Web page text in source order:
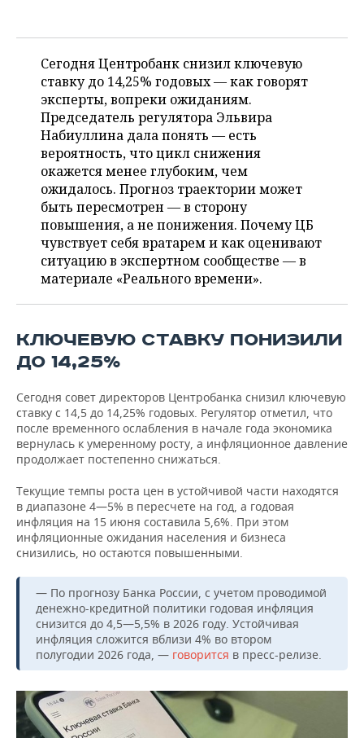
ОТКРЫТАЯ ЛЕКЦИЯ
БАСКЕТБОЛ
ВОЛЕЙБОЛ
КИБЕРСПОРТ
ФИГУРНОЕ КАТАНИЕ
ВОДНЫЕ ВИДЫ СПОРТА
ХОККЕЙ С МЯЧОМ
ИНФРАСТРУКТУРА
ИСТОРИЯ
КУЛЬТУРА
МЕДИЦИНА
ОБРАЗОВАНИЕ
ПРОИСШЕСТВИЯ
СПРАВОЧНИК
СПИСОК ПЕРСОН
СПИСОК КОМПАНИЙ
ПОЛНАЯ ВЕРСИЯ
Сегодня Центробанк снизил ключевую
ставку до 14,25% годовых — как говорят
эксперты, вопреки ожиданиям.
Председатель регулятора Эльвира
Набиуллина дала понять — есть
вероятность, что цикл снижения
окажется менее глубоким, чем
ожидалось. Прогноз траектории может
быть пересмотрен — в сторону
повышения, а не понижения. Почему ЦБ
чувствует себя вратарем и как оценивают
ситуацию в экспертном сообществе — в
материале «Реального времени».
КЛЮЧЕВУЮ СТАВКУ ПОНИЗИЛИ
ДО 14,25%
Сегодня совет директоров Центробанка снизил ключевую
ставку с 14,5 до 14,25% годовых. Регулятор отметил, что
после временного ослабления в начале года экономика
вернулась к умеренному росту, а инфляционное давление
продолжает постепенно снижаться.
Текущие темпы роста цен в устойчивой части находятся
в диапазоне 4—5% в пересчете на год, а годовая
инфляция на 15 июня составила 5,6%. При этом
инфляционные ожидания населения и бизнеса
снизились, но остаются повышенными.
— По прогнозу Банка России, с учетом проводимой
денежно-кредитной политики годовая инфляция
снизится до 4,5—5,5% в 2026 году. Устойчивая
инфляция сложится вблизи 4% во втором
полугодии 2026 года, — говорится в пресс-релизе.